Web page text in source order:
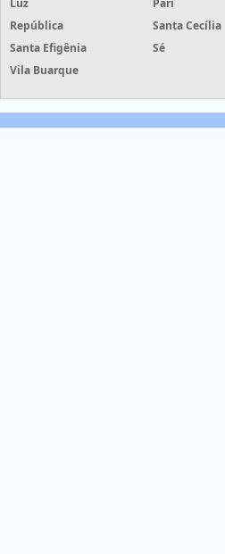
República
Santa Cecília
Santa Efigênia
Sé
Vila Buarque